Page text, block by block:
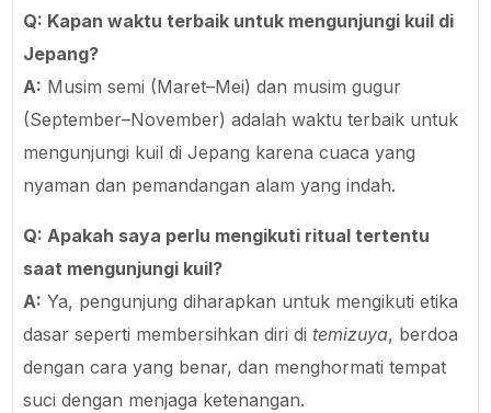
Q: Kapan waktu terbaik untuk mengunjungi kuil di
Jepang?
A: Musim semi (Maret–Mei) dan musim gugur
(September–November) adalah waktu terbaik untuk
mengunjungi kuil di Jepang karena cuaca yang
nyaman dan pemandangan alam yang indah.
Q: Apakah saya perlu mengikuti ritual tertentu
saat mengunjungi kuil?
A: Ya, pengunjung diharapkan untuk mengikuti etika
dasar seperti membersihkan diri ditemizuya, berdoa
dengan cara yang benar, dan menghormati tempat
suci dengan menjaga ketenangan.